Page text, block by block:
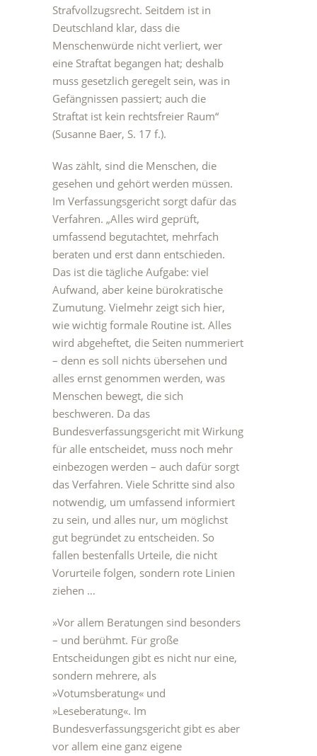
Strafvollzugsrecht. Seitdem ist in
Deutschland klar, dass die
Menschenwürde nicht verliert, wer
eine Straftat begangen hat; deshalb
muss gesetzlich geregelt sein, was in
Gefängnissen passiert; auch die
Straftat ist kein rechtsfreier Raum“
(Susanne Baer, S. 17 f.).
Was zählt, sind die Menschen, die
gesehen und gehört werden müssen.
Im Verfassungsgericht sorgt dafür das
Verfahren. „Alles wird geprüft,
umfassend begutachtet, mehrfach
beraten und erst dann entschieden.
Das ist die tägliche Aufgabe: viel
Aufwand, aber keine bürokratische
Zumutung. Vielmehr zeigt sich hier,
wie wichtig formale Routine ist. Alles
wird abgeheftet, die Seiten nummeriert
– denn es soll nichts übersehen und
alles ernst genommen werden, was
Menschen bewegt, die sich
beschweren. Da das
Bundesverfassungsgericht mit Wirkung
für alle entscheidet, muss noch mehr
einbezogen werden – auch dafür sorgt
das Verfahren. Viele Schritte sind also
notwendig, um umfassend informiert
zu sein, und alles nur, um möglichst
gut begründet zu entscheiden. So
fallen bestenfalls Urteile, die nicht
Vorurteile folgen, sondern rote Linien
ziehen …
»Vor allem Beratungen sind besonders
– und berühmt. Für große
Entscheidungen gibt es nicht nur eine,
sondern mehrere, als
»Votumsberatung« und
»Leseberatung«. Im
Bundesverfassungsgericht gibt es aber
vor allem eine ganz eigene